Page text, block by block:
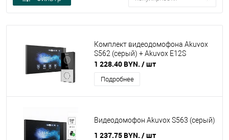
Комплект видеодомофона Akuvox
S562 (серый) + Akuvox E12S
1 228.40 BYN. / шт
Подробнее
Видеодомофон Akuvox S563 (серый)
1 237.75 BYN. / шт